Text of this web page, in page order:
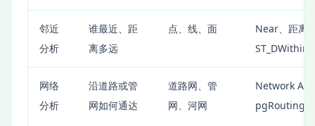
邻近
分析
谁最近、距
离多远
点、线、面
Near、距离
ST_DWithin
网络
分析
沿道路或管
网如何通达
道路网、管
网、河网
Network
pgRouting